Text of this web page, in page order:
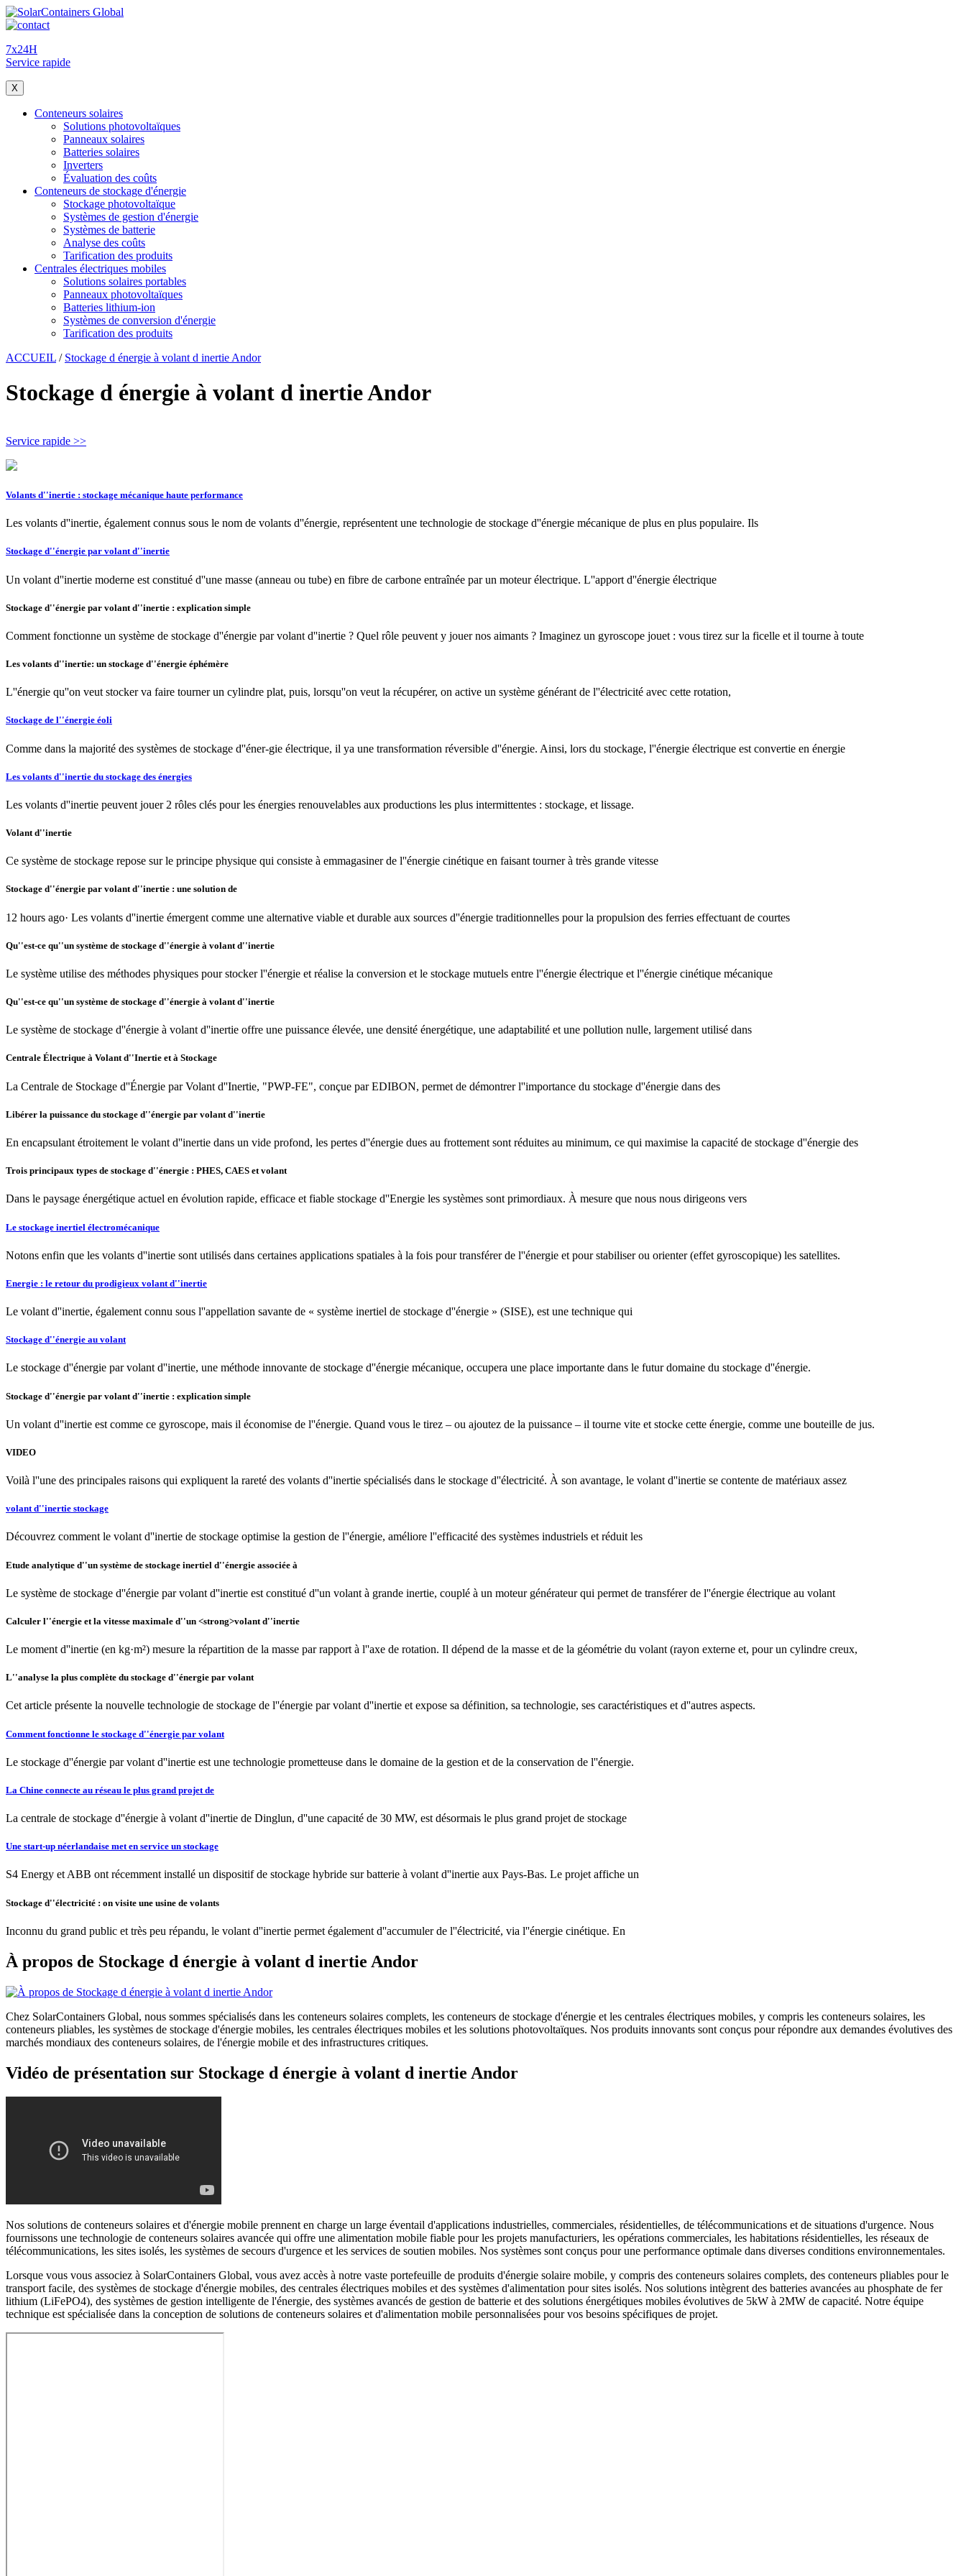
7x24H
Service rapide
X
Conteneurs solaires
Solutions photovoltaïques
Panneaux solaires
Batteries solaires
Inverters
Évaluation des coûts
Conteneurs de stockage d'énergie
Stockage photovoltaïque
Systèmes de gestion d'énergie
Systèmes de batterie
Analyse des coûts
Tarification des produits
Centrales électriques mobiles
Solutions solaires portables
Panneaux photovoltaïques
Batteries lithium-ion
Systèmes de conversion d'énergie
Tarification des produits
ACCUEIL / Stockage d énergie à volant d inertie Andor
Stockage d énergie à volant d inertie Andor
Service rapide >>
Volants d''inertie : stockage mécanique haute performance
Les volants d''inertie, également connus sous le nom de volants d''énergie, représentent une technologie de stockage d''énergie mécanique de plus en plus populaire. Ils
Stockage d''énergie par volant d''inertie
Un volant d''inertie moderne est constitué d''une masse (anneau ou tube) en fibre de carbone entraînée par un moteur électrique. L''apport d''énergie électrique
Stockage d''énergie par volant d''inertie : explication simple
Comment fonctionne un système de stockage d''énergie par volant d''inertie ? Quel rôle peuvent y jouer nos aimants ? Imaginez un gyroscope jouet : vous tirez sur la ficelle et il tourne à toute
Les volants d''inertie: un stockage d''énergie éphémère
L''énergie qu''on veut stocker va faire tourner un cylindre plat, puis, lorsqu''on veut la récupérer, on active un système générant de l''électricité avec cette rotation,
Stockage de l''énergie éoli
Comme dans la majorité des systèmes de stockage d''éner-gie électrique, il ya une transformation réversible d''énergie. Ainsi, lors du stockage, l''énergie électrique est convertie en énergie
Les volants d''inertie du stockage des énergies
Les volants d''inertie peuvent jouer 2 rôles clés pour les énergies renouvelables aux productions les plus intermittentes : stockage, et lissage.
Volant d''inertie
Ce système de stockage repose sur le principe physique qui consiste à emmagasiner de l''énergie cinétique en faisant tourner à très grande vitesse
Stockage d''énergie par volant d''inertie : une solution de
12 hours ago· Les volants d''inertie émergent comme une alternative viable et durable aux sources d''énergie traditionnelles pour la propulsion des ferries effectuant de courtes
Qu''est-ce qu''un système de stockage d''énergie à volant d''inertie
Le système utilise des méthodes physiques pour stocker l''énergie et réalise la conversion et le stockage mutuels entre l''énergie électrique et l''énergie cinétique mécanique
Qu''est-ce qu''un système de stockage d''énergie à volant d''inertie
Le système de stockage d''énergie à volant d''inertie offre une puissance élevée, une densité énergétique, une adaptabilité et une pollution nulle, largement utilisé dans
Centrale Électrique à Volant d''Inertie et à Stockage
La Centrale de Stockage d''Énergie par Volant d''Inertie, "PWP-FE", conçue par EDIBON, permet de démontrer l''importance du stockage d''énergie dans des
Libérer la puissance du stockage d''énergie par volant d''inertie
En encapsulant étroitement le volant d''inertie dans un vide profond, les pertes d''énergie dues au frottement sont réduites au minimum, ce qui maximise la capacité de stockage d''énergie des
Trois principaux types de stockage d''énergie : PHES, CAES et volant
Dans le paysage énergétique actuel en évolution rapide, efficace et fiable stockage d''Energie les systèmes sont primordiaux. À mesure que nous nous dirigeons vers
Le stockage inertiel électromécanique
Notons enfin que les volants d''inertie sont utilisés dans certaines applications spatiales à la fois pour transférer de l''énergie et pour stabiliser ou orienter (effet gyroscopique) les satellites.
Energie : le retour du prodigieux volant d''inertie
Le volant d''inertie, également connu sous l''appellation savante de « système inertiel de stockage d''énergie » (SISE), est une technique qui
Stockage d''énergie au volant
Le stockage d''énergie par volant d''inertie, une méthode innovante de stockage d''énergie mécanique, occupera une place importante dans le futur domaine du stockage d''énergie.
Stockage d''énergie par volant d''inertie : explication simple
Un volant d''inertie est comme ce gyroscope, mais il économise de l''énergie. Quand vous le tirez – ou ajoutez de la puissance – il tourne vite et stocke cette énergie, comme une bouteille de jus.
VIDEO
Voilà l''une des principales raisons qui expliquent la rareté des volants d''inertie spécialisés dans le stockage d''électricité. À son avantage, le volant d''inertie se contente de matériaux assez
volant d''inertie stockage
Découvrez comment le volant d''inertie de stockage optimise la gestion de l''énergie, améliore l''efficacité des systèmes industriels et réduit les
Etude analytique d''un système de stockage inertiel d''énergie associée à
Le système de stockage d''énergie par volant d''inertie est constitué d''un volant à grande inertie, couplé à un moteur générateur qui permet de transférer de l''énergie électrique au volant
Calculer l''énergie et la vitesse maximale d''un <strong>volant d''inertie
Le moment d''inertie (en kg·m²) mesure la répartition de la masse par rapport à l''axe de rotation. Il dépend de la masse et de la géométrie du volant (rayon externe et, pour un cylindre creux,
L''analyse la plus complète du stockage d''énergie par volant
Cet article présente la nouvelle technologie de stockage de l''énergie par volant d''inertie et expose sa définition, sa technologie, ses caractéristiques et d''autres aspects.
Comment fonctionne le stockage d''énergie par volant
Le stockage d''énergie par volant d''inertie est une technologie prometteuse dans le domaine de la gestion et de la conservation de l''énergie.
La Chine connecte au réseau le plus grand projet de
La centrale de stockage d''énergie à volant d''inertie de Dinglun, d''une capacité de 30 MW, est désormais le plus grand projet de stockage
Une start-up néerlandaise met en service un stockage
S4 Energy et ABB ont récemment installé un dispositif de stockage hybride sur batterie à volant d''inertie aux Pays-Bas. Le projet affiche un
Stockage d''électricité : on visite une usine de volants
Inconnu du grand public et très peu répandu, le volant d''inertie permet également d''accumuler de l''électricité, via l''énergie cinétique. En
À propos de Stockage d énergie à volant d inertie Andor
Chez SolarContainers Global, nous sommes spécialisés dans les conteneurs solaires complets, les conteneurs de stockage d'énergie et les centrales électriques mobiles, y compris les conteneurs solaires, les
conteneurs pliables, les systèmes de stockage d'énergie mobiles, les centrales électriques mobiles et les solutions photovoltaïques. Nos produits innovants sont conçus pour répondre aux demandes évolutives des
marchés mondiaux des conteneurs solaires, de l'énergie mobile et des infrastructures critiques.
Vidéo de présentation sur Stockage d énergie à volant d inertie Andor
Nos solutions de conteneurs solaires et d'énergie mobile prennent en charge un large éventail d'applications industrielles, commerciales, résidentielles, de télécommunications et de situations d'urgence. Nous
fournissons une technologie de conteneurs solaires avancée qui offre une alimentation mobile fiable pour les projets manufacturiers, les opérations commerciales, les habitations résidentielles, les réseaux de
télécommunications, les sites isolés, les systèmes de secours d'urgence et les services de soutien mobiles. Nos systèmes sont conçus pour une performance optimale dans diverses conditions environnementales.
Lorsque vous vous associez à SolarContainers Global, vous avez accès à notre vaste portefeuille de produits d'énergie solaire mobile, y compris des conteneurs solaires complets, des conteneurs pliables pour le
transport facile, des systèmes de stockage d'énergie mobiles, des centrales électriques mobiles et des systèmes d'alimentation pour sites isolés. Nos solutions intègrent des batteries avancées au phosphate de fer
lithium (LiFePO4), des systèmes de gestion intelligente de l'énergie, des systèmes avancés de gestion de batterie et des solutions énergétiques mobiles évolutives de 5kW à 2MW de capacité. Notre équipe
technique est spécialisée dans la conception de solutions de conteneurs solaires et d'alimentation mobile personnalisées pour vos besoins spécifiques de projet.